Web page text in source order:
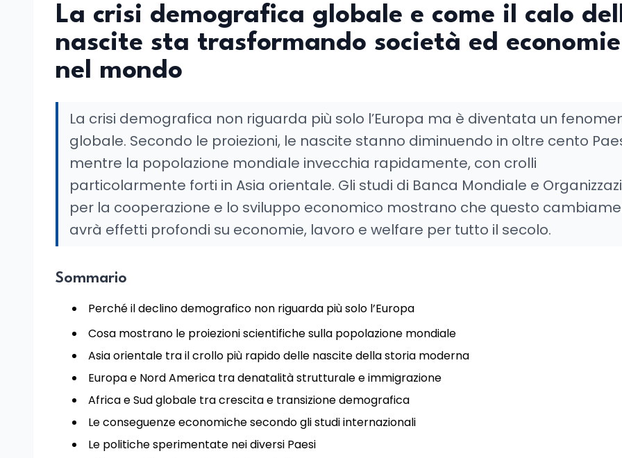
La crisi demografica globale e come il calo
nascite sta trasformando società ed economie
nel mondo
La crisi demografica non riguarda più solo l’Europa ma è diventata un
globale. Secondo le proiezioni, le nascite stanno diminuendo in oltre cento
mentre la popolazione mondiale invecchia rapidamente, con crolli
particolarmente forti in Asia orientale. Gli studi di Banca Mondiale e
per la cooperazione e lo sviluppo economico mostrano che questo
avrà effetti profondi su economie, lavoro e welfare per tutto il secolo.
Sommario
Perché il declino demografico non riguarda più solo l’Europa
Cosa mostrano le proiezioni scientifiche sulla popolazione mondiale
Asia orientale tra il crollo più rapido delle nascite della storia moderna
Europa e Nord America tra denatalità strutturale e immigrazione
Africa e Sud globale tra crescita e transizione demografica
Le conseguenze economiche secondo gli studi internazionali
Le politiche sperimentate nei diversi Paesi